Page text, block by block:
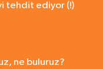
tehdit ediyor (!)
ne buluruz?